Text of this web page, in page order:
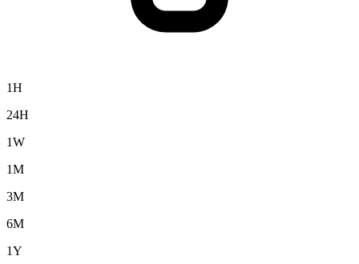
1H
24H
1W
1M
3M
6M
1Y